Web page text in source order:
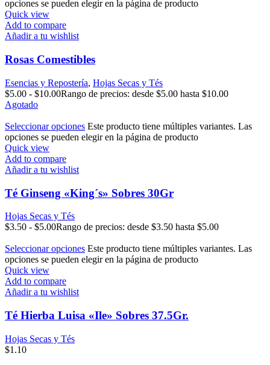
opciones se pueden elegir en la página de producto
Quick view
Add to compare
Añadir a tu wishlist
Rosas Comestibles
Esencias y Repostería, Hojas Secas y Tés
$5.00 - $10.00Rango de precios: desde $5.00 hasta $10.00
Agotado
Seleccionar opciones Este producto tiene múltiples variantes. Las
opciones se pueden elegir en la página de producto
Quick view
Add to compare
Añadir a tu wishlist
Té Ginseng «King´s» Sobres 30Gr
Hojas Secas y Tés
$3.50 - $5.00Rango de precios: desde $3.50 hasta $5.00
Seleccionar opciones Este producto tiene múltiples variantes. Las
opciones se pueden elegir en la página de producto
Quick view
Add to compare
Añadir a tu wishlist
Té Hierba Luisa «Ile» Sobres 37.5Gr.
Hojas Secas y Tés
$1.10